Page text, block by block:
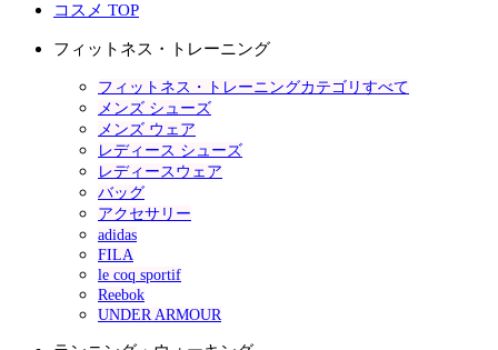
コスメ TOP
フィットネス・トレーニング
フィットネス・トレーニングカテゴリすべて
メンズ シューズ
メンズ ウェア
レディース シューズ
レディースウェア
バッグ
アクセサリー
adidas
FILA
le coq sportif
Reebok
UNDER ARMOUR